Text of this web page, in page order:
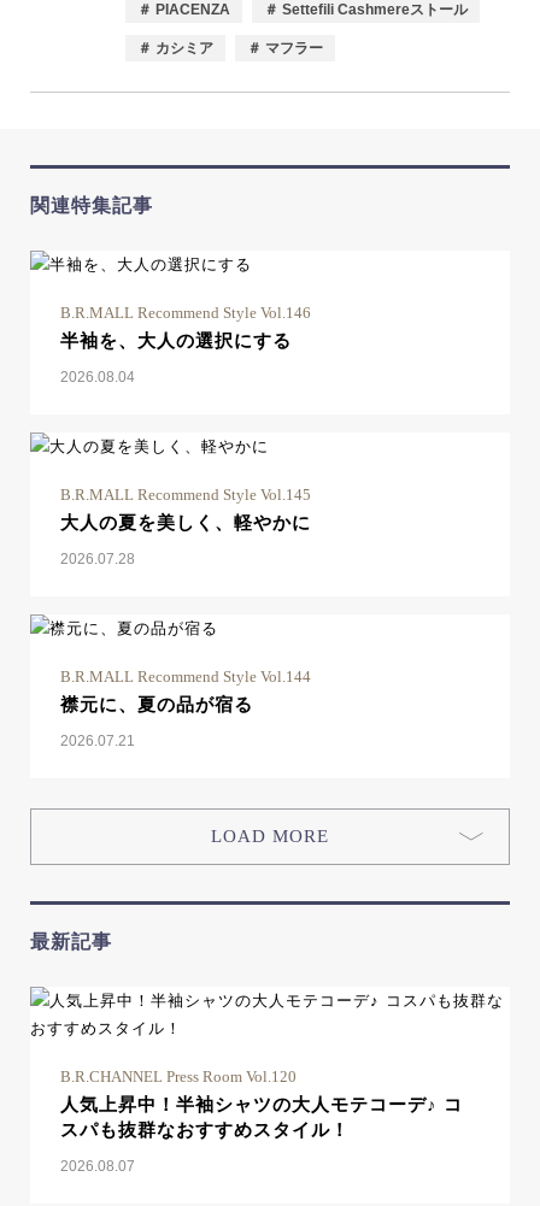
＃ PIACENZA ＃ Settefili Cashmereストール
＃ カシミア ＃ マフラー
関連特集記事
B.R.MALL Recommend Style Vol.146
半袖を、大人の選択にする
2026.08.04
B.R.MALL Recommend Style Vol.145
大人の夏を美しく、軽やかに
2026.07.28
B.R.MALL Recommend Style Vol.144
襟元に、夏の品が宿る
2026.07.21
LOAD MORE
最新記事
B.R.CHANNEL Press Room Vol.120
人気上昇中！半袖シャツの大人モテコーデ♪ コ
スパも抜群なおすすめスタイル！
2026.08.07